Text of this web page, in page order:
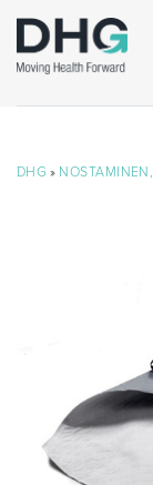
DHG »